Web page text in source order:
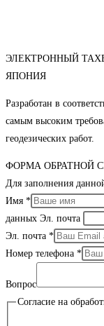
ЭЛЕКТРОННЫЙ
ЯПОНИЯ
Разработан в
самым высоким
геодезических работ.
ФОРМА ОБРАТНОЙ
Для заполнения
Имя *
данных Эл. почта
Эл. почта *
Номер телефона *
Вопрос
Согласие на